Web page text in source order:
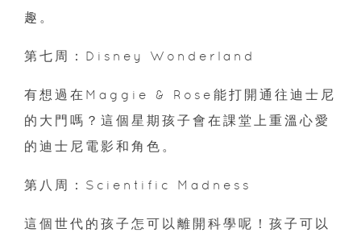
趣。
第七周：Disney Wonderland
有想過在Maggie & Rose能打開通往迪士尼
的大門嗎？這個星期孩子會在課堂上重溫心愛
的迪士尼電影和角色。
第八周：Scientific Madness
這個世代的孩子怎可以離開科學呢！孩子可以